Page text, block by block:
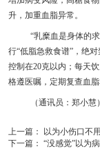
升，加重血脂异常。
“乳糜血是身体的
行“低脂急救食谱” ， 绝对
控制在20克以内；每天
格遵医嘱，定期复查血
（通讯员：郑小慧
上一篇：
以为小伤口不
下一篇： “没感觉”以为